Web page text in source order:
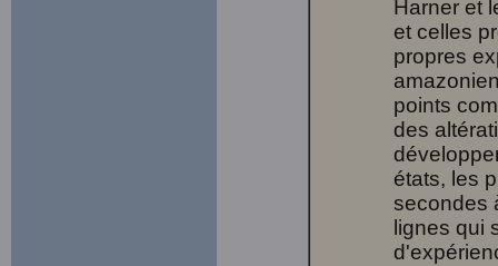
Harner et
et celles
propres
points
des
états, les
secondes
lignes qui